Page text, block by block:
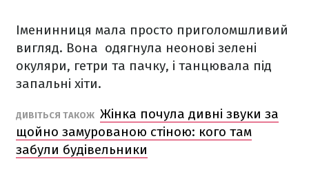
Іменинниця мала просто приголомшливий
вигляд. Вона одягнула неонові зелені
окуляри, гетри та пачку, і танцювала під
запальні хіти.
ДИВІТЬСЯ ТАКОЖ Жінка почула дивні звуки за
щойно замурованою стіною: кого там
забули будівельники